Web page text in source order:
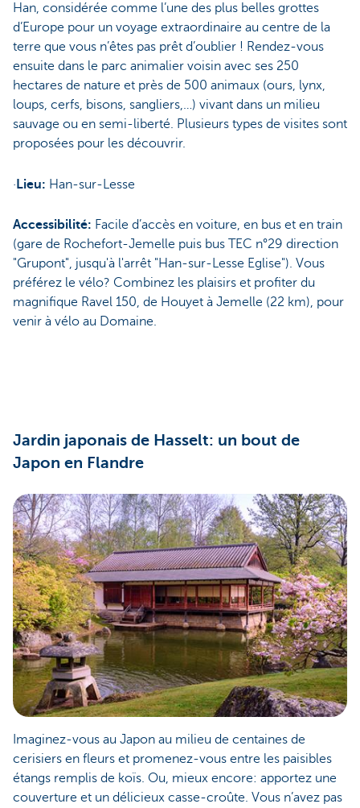
Han, considérée comme l’une des plus belles grottes
d’Europe pour un voyage extraordinaire au centre de la
terre que vous n’êtes pas prêt d’oublier ! Rendez-vous
ensuite dans le parc animalier voisin avec ses 250
hectares de nature et près de 500 animaux (ours, lynx,
loups, cerfs, bisons, sangliers,…) vivant dans un milieu
sauvage ou en semi-liberté. Plusieurs types de visites sont
proposées pour les découvrir.
· Lieu: Han-sur-Lesse
Accessibilité: Facile d’accès en voiture, en bus et en train
(gare de Rochefort-Jemelle puis bus TEC n°29 direction
"Grupont", jusqu'à l'arrêt "Han-sur-Lesse Eglise"). Vous
préférez le vélo? Combinez les plaisirs et profiter du
magnifique Ravel 150, de Houyet à Jemelle (22 km), pour
venir à vélo au Domaine.
Jardin japonais de Hasselt: un bout de
Japon en Flandre
Imaginez-vous au Japon au milieu de centaines de
cerisiers en fleurs et promenez-vous entre les paisibles
étangs remplis de koïs. Ou, mieux encore: apportez une
couverture et un délicieux casse-croûte. Vous n’avez pas